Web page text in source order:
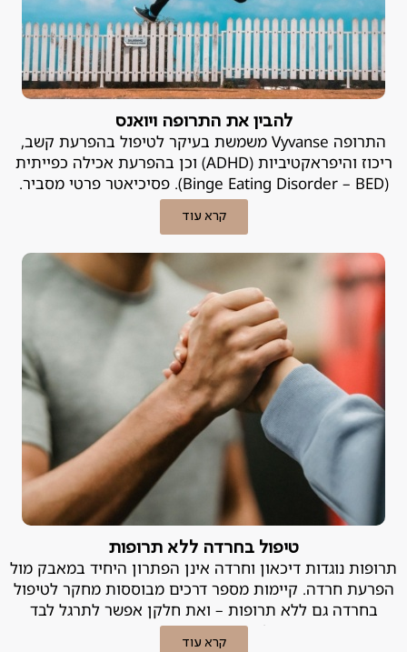
להבין את התרופה ויואנס
התרופה Vyvanse משמשת בעיקר לטיפול בהפרעת קשב,
ריכוז והיפראקטיביות (ADHD) וכן בהפרעת אכילה כפייתית
(Binge Eating Disorder – BED). פסיכיאטר פרטי מסביר.
קרא עוד
טיפול בחרדה ללא תרופות
תרופות נוגדות דיכאון וחרדה אינן הפתרון היחיד במאבק מול
הפרעת חרדה. קיימות מספר דרכים מבוססות מחקר לטיפול
בחרדה גם ללא תרופות – ואת חלקן אפשר לתרגל לבד
בבית! פסיכיאטר פרטי מסביר.
קרא עוד